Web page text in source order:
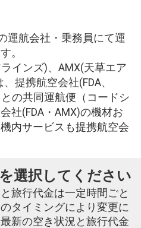
運航会社・乗務員にて運
。
インズ)、AMX(天草エア
提携航空会社(FDA、
の共同運航便（コードシ
社(FDA・AMX)の機材お
内サービスも提携航空会
選択してください
旅行代金は一定時間ごと
タイミングにより変更に
新の空き状況と旅行代金